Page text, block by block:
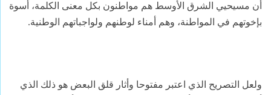
أن مسيحيي الشرق الأوسط هم مواطنون بكل معنى الكلمة، أسوة
بإخوتهم في المواطنة، وهم أمناء لوطنهم ولواجباتهم الوطنية.
ولعل التصريح الذي اعتبر مفتوحا وأثار قلق البعض هو ذلك الذي